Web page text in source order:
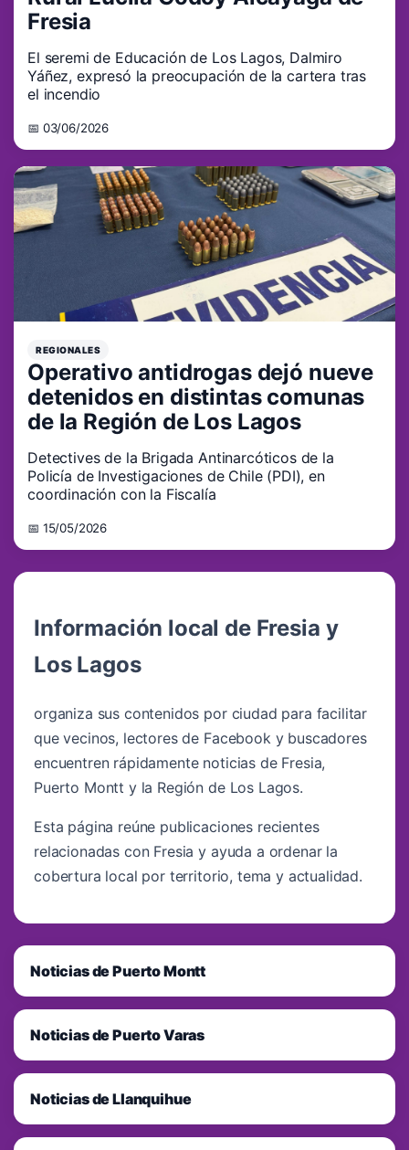
Fresia
El seremi de Educación de Los Lagos, Dalmiro
Yáñez, expresó la preocupación de la cartera tras
el incendio
📅 03/06/2026
REGIONALES
Operativo antidrogas dejó nueve
detenidos en distintas comunas
de la Región de Los Lagos
Detectives de la Brigada Antinarcóticos de la
Policía de Investigaciones de Chile (PDI), en
coordinación con la Fiscalía
📅 15/05/2026
Información local de Fresia y
Los Lagos
organiza sus contenidos por ciudad para facilitar
que vecinos, lectores de Facebook y buscadores
encuentren rápidamente noticias de Fresia,
Puerto Montt y la Región de Los Lagos.
Esta página reúne publicaciones recientes
relacionadas con Fresia y ayuda a ordenar la
cobertura local por territorio, tema y actualidad.
Noticias de Puerto Montt
Noticias de Puerto Varas
Noticias de Llanquihue